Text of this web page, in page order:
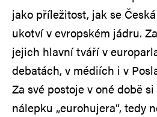
jako příležitost, jak se
ukotví v evropském jádru.
jejich hlavní tváří v
debatách, v médiích i v
Za své postoje v oné době
nálepku „eurohujera“, tedy